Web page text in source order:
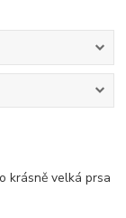
krásně velká prsa